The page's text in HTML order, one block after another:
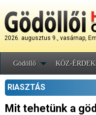
2026. augusztus 9., vasárnap,
Gödöllő KÖZ-
RIASZTÁS
Mit tehetünk a